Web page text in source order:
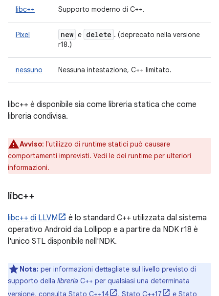
libc++ Supporto moderno di C++.
Pixel new e delete . (deprecato nella versione
r18.)
nessuno Nessuna intestazione, C++ limitato.
libc++ è disponibile sia come libreria statica che come
libreria condivisa.
Avviso: l'utilizzo di runtime statici può causare
comportamenti imprevisti. Vedi le dei runtime per ulteriori
informazioni.
libc++
libc++ di LLVM
è lo standard C++ utilizzata dal sistema
operativo Android da Lollipop e a partire da NDK r18 è
l'unico STL disponibile nell'NDK.
Nota: per informazioni dettagliate sul livello previsto di
supporto della libreria C++ per qualsiasi una determinata
versione, consulta Stato C++14 , Stato C++17 e Stato